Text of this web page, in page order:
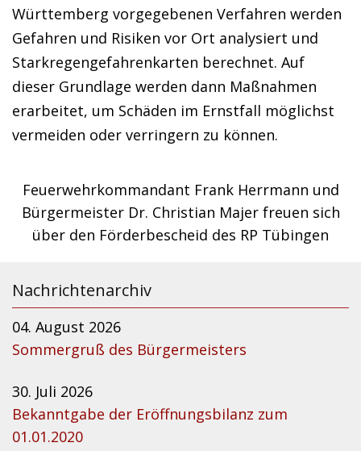
Württemberg vorgegebenen Verfahren werden
Gefahren und Risiken vor Ort analysiert und
Starkregengefahrenkarten berechnet. Auf
dieser Grundlage werden dann Maßnahmen
erarbeitet, um Schäden im Ernstfall möglichst
vermeiden oder verringern zu können.
Feuerwehrkommandant Frank Herrmann und
Bürgermeister Dr. Christian Majer freuen sich
über den Förderbescheid des RP Tübingen
Nachrichtenarchiv
04. August 2026
Sommergruß des Bürgermeisters
30. Juli 2026
Bekanntgabe der Eröffnungsbilanz zum
01.01.2020